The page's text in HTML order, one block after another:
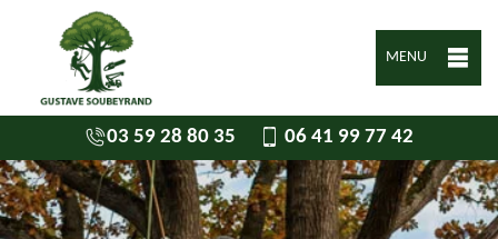
MENU
03 59 28 80 35 06 41 99 77 42